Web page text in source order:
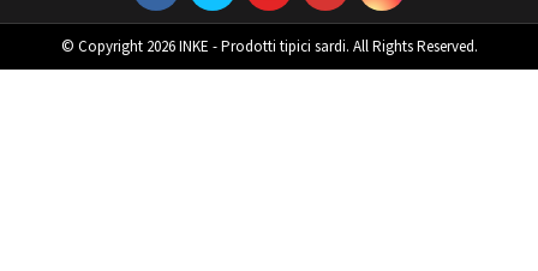
© Copyright 2026 INKE - Prodotti tipici sardi. All Rights Reserved.